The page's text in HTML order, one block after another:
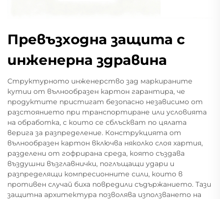
Превъзходна защита с
инженерна здравина
Структурното инженерство зад маркираните
кутии от вълнообразен картон гарантира, че
продуктите пристигат безопасно независимо от
разстоянието при транспортиране или условията
на обработка, с които се сблъскват по цялата
верига за разпределение. Конструкцията от
вълнообразен картон включва няколко слоя хартия,
разделени от гофрирана среда, която създава
въздушни възглавнички, поглъщащи удари и
разпределящи компресионните сили, които в
противен случай биха повредили съдържанието. Тази
защитна архитектура позволява използването на